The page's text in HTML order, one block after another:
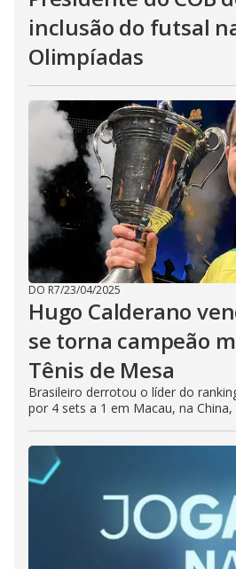
inclusão do futsal
Olimpíadas
DO R7/23/04/2025
Hugo Calderano
se torna campeão
Tênis de Mesa
Brasileiro derrotou o líder do
por 4 sets a 1 em Macau, na